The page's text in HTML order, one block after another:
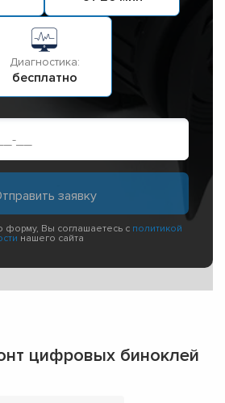
Диагностика:
бесплатно
форму, Вы соглашаетесь с политикой
нашего сайта
цифровых биноклей